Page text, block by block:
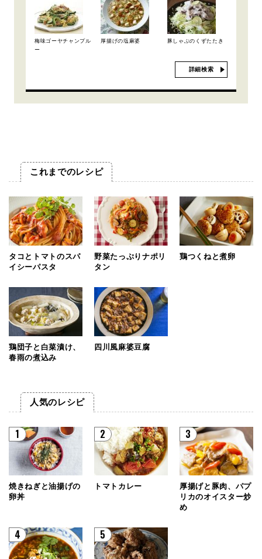
梅味ゴーヤチャンプル
ー
厚揚げの塩麻婆 豚しゃぶのくずたたき
詳細検索
これまでのレシピ
タコとトマトのスパ
イシーパスタ
野菜たっぷりナポリ
タン
鶏つくねと煮卵
鶏団子と白菜漬け、
春雨の煮込み
四川風麻婆豆腐
人気のレシピ
1
焼きねぎと油揚げの
卵丼
2
トマトカレー
3
厚揚げと豚肉、パプ
リカのオイスター炒
め
4 5